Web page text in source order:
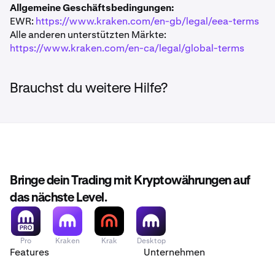
2
Wenn du den Betrag erhöhst, füllt sich der
Schieberegler und die Gesamtgebühren
aktualisieren sich in Echtzeit
Allgemeine Geschäftsbedingungen:
EWR: https://www.kraken.com/en-gb/legal/eea-terms
Alle anderen unterstützten Märkte:
https://www.kraken.com/en-ca/legal/global-terms
Brauchst du weitere Hilfe?
Bringe dein Trading mit Kryptowährungen auf
das nächste Level.
Pro Kraken Krak Desktop
Features Unternehmen